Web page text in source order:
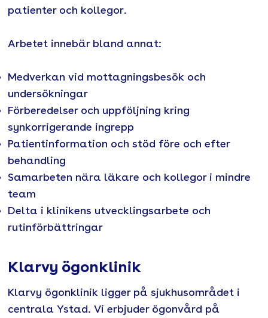
patienter och kollegor.
Arbetet innebär bland annat:
Medverkan vid mottagningsbesök och
undersökningar
Förberedelser och uppföljning kring
synkorrigerande ingrepp
Patientinformation och stöd före och efter
behandling
Samarbeten nära läkare och kollegor i mindre
team
Delta i klinikens utvecklingsarbete och
rutinförbättringar
Klarvy ögonklinik
Klarvy ögonklinik ligger på sjukhusområdet i
centrala Ystad. Vi erbjuder ögonvård på